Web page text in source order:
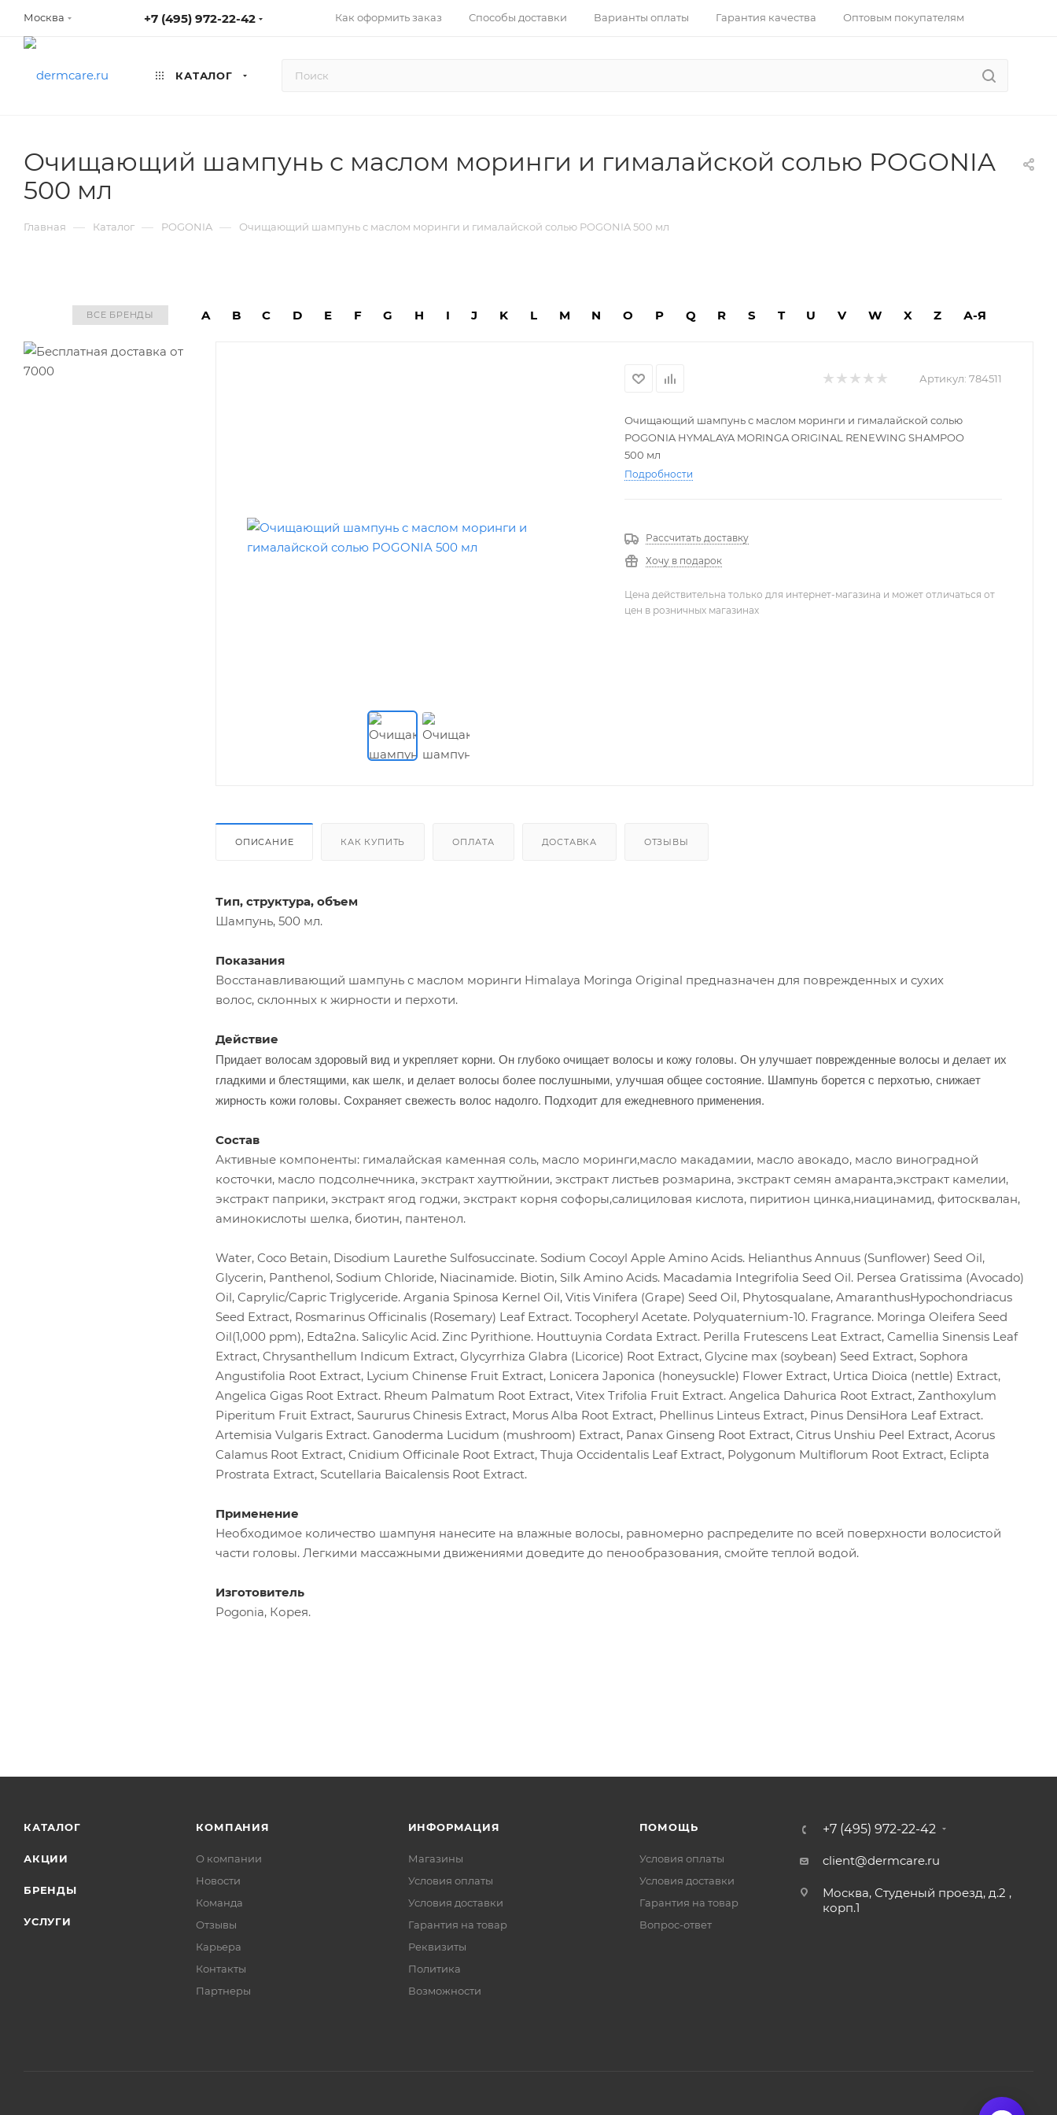
Москва +7 (495) 972-22-42 Как оформить заказ Способы доставки Варианты оплаты Гарантия качества Оптовым покупателям
КАТАЛОГ
Очищающий шампунь с маслом моринги и гималайской солью POGONIA
500 мл
Главная — Каталог — POGONIA — Очищающий шампунь с маслом моринги и гималайской солью POGONIA 500 мл
ВСЕ БРЕНДЫ A B C D E F G H I J K L M N O P Q R S T U V W X Z А-Я
Артикул: 784511
Очищающий шампунь с маслом моринги и гималайской солью
POGONIA HYMALAYA MORINGA ORIGINAL RENEWING SHAMPOO
500 мл
Подробности
Рассчитать доставку
Хочу в подарок
Цена действительна только для интернет-магазина и может отличаться от
цен в розничных магазинах
ОПИСАНИЕ КАК КУПИТЬ ОПЛАТА ДОСТАВКА ОТЗЫВЫ
Тип, структура, объем
Шампунь, 500 мл.
Показания
Восстанавливающий шампунь с маслом моринги Himalaya Moringa Original предназначен для поврежденных и сухих
волос, склонных к жирности и перхоти.
Действие
Придает волосам здоровый вид и укрепляет корни. Он глубоко очищает волосы и кожу головы. Он улучшает поврежденные волосы и делает их
гладкими и блестящими, как шелк, и делает волосы более послушными, улучшая общее состояние. Шампунь борется с перхотью, снижает
жирность кожи головы. Сохраняет свежесть волос надолго. Подходит для ежедневного применения.
Состав
Активные компоненты: гималайская каменная соль, масло моринги,масло макадамии, масло авокадо, масло виноградной
косточки, масло подсолнечника, экстракт хауттюйнии, экстракт листьев розмарина, экстракт семян амаранта,экстракт камелии,
экстракт паприки, экстракт ягод годжи, экстракт корня софоры,салициловая кислота, пиритион цинка,ниацинамид, фитосквалан,
аминокислоты шелка, биотин, пантенол.
Water, Coco Betain, Disodium Laurethe Sulfosuccinate. Sodium Cocoyl Apple Amino Acids. Helianthus Annuus (Sunflower) Seed Oil,
Glycerin, Panthenol, Sodium Chloride, Niacinamide. Biotin, Silk Amino Acids. Macadamia Integrifolia Seed Oil. Persea Gratissima (Avocado)
Oil, Caprylic/Capric Triglyceride. Argania Spinosa Kernel Oil, Vitis Vinifera (Grape) Seed Oil, Phytosqualane, AmaranthusHypochondriacus
Seed Extract, Rosmarinus Officinalis (Rosemary) Leaf Extract. Tocopheryl Acetate. Polyquaternium-10. Fragrance. Moringa Oleifera Seed
Oil(1,000 ppm), Edta2na. Salicylic Acid. Zinc Pyrithione. Houttuynia Cordata Extract. Perilla Frutescens Leat Extract, Camellia Sinensis Leaf
Extract, Chrysanthellum Indicum Extract, Glycyrrhiza Glabra (Licorice) Root Extract, Glycine max (soybean) Seed Extract, Sophora
Angustifolia Root Extract, Lycium Chinense Fruit Extract, Lonicera Japonica (honeysuckle) Flower Extract, Urtica Dioica (nettle) Extract,
Angelica Gigas Root Extract. Rheum Palmatum Root Extract, Vitex Trifolia Fruit Extract. Angelica Dahurica Root Extract, Zanthoxylum
Piperitum Fruit Extract, Saururus Chinesis Extract, Morus Alba Root Extract, Phellinus Linteus Extract, Pinus DensiHora Leaf Extract.
Artemisia Vulgaris Extract. Ganoderma Lucidum (mushroom) Extract, Panax Ginseng Root Extract, Citrus Unshiu Peel Extract, Acorus
Calamus Root Extract, Cnidium Officinale Root Extract, Thuja Occidentalis Leaf Extract, Polygonum Multiflorum Root Extract, Eclipta
Prostrata Extract, Scutellaria Baicalensis Root Extract.
Применение
Необходимое количество шампуня нанесите на влажные волосы, равномерно распределите по всей поверхности волосистой
части головы. Легкими массажными движениями доведите до пенообразования, смойте теплой водой.
Изготовитель
Pogonia, Корея.
КАТАЛОГ
АКЦИИ
БРЕНДЫ
УСЛУГИ
КОМПАНИЯ
О компании
Новости
Команда
Отзывы
Карьера
Контакты
Партнеры
ИНФОРМАЦИЯ
Магазины
Условия оплаты
Условия доставки
Гарантия на товар
Реквизиты
Политика
Возможности
ПОМОЩЬ
Условия оплаты
Условия доставки
Гарантия на товар
Вопрос-ответ
+7 (495) 972-22-42
client@dermcare.ru
Москва, Студеный проезд, д.2 ,
корп.1